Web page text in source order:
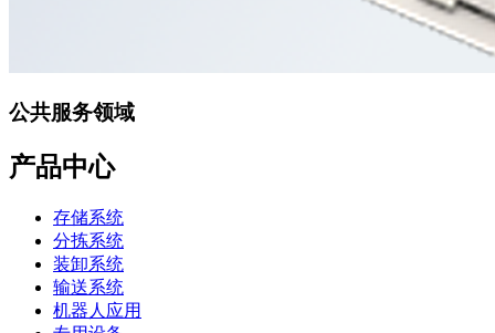
公共服务领域
产品中心
存储系统
分拣系统
装卸系统
输送系统
机器人应用